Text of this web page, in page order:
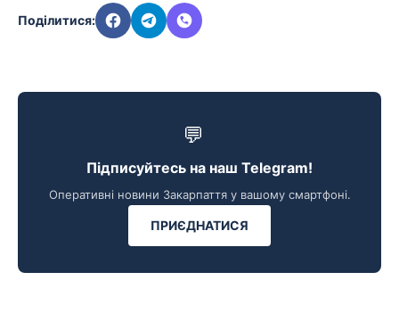
Поділитися:
💬
Підписуйтесь на наш Telegram!
Оперативні новини Закарпаття у вашому смартфоні.
ПРИЄДНАТИСЯ